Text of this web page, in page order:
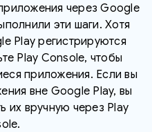
через Google
эти шаги. Хотя
Play регистрируются
Play Console, чтобы
приложения. Если вы
вне Google Play, вы
их вручную через Play